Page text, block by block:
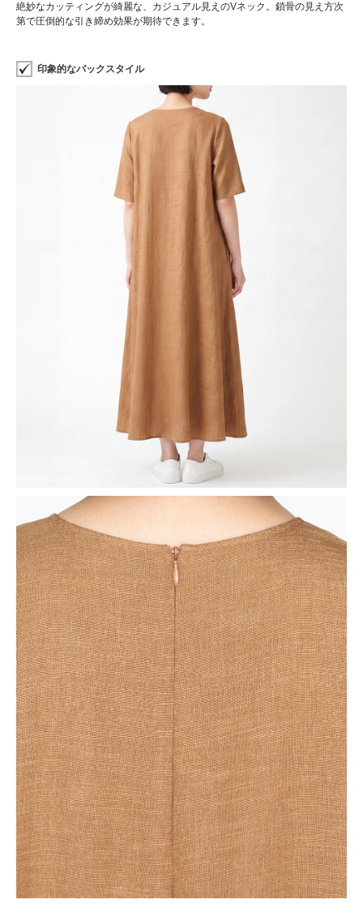
絶妙なカッティングが綺麗な、カジュアル見えのVネック。鎖骨の見え方次
第で圧倒的な引き締め効果が期待できます。
印象的なバックスタイル